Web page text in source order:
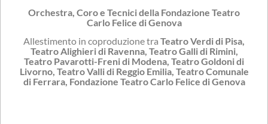
Orchestra, Coro e Tecnici della Fondazione Teatro
Carlo Felice di Genova
Allestimento in coproduzione tra Teatro Verdi di Pisa,
Teatro Alighieri di Ravenna, Teatro Galli di Rimini,
Teatro Pavarotti-Freni di Modena, Teatro Goldoni di
Livorno, Teatro Valli di Reggio Emilia, Teatro Comunale
di Ferrara, Fondazione Teatro Carlo Felice di Genova